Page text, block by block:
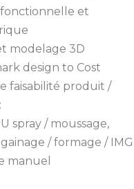
et
modelage 3D
design to Cost
faisabilité produit /
spray / moussage,
/ formage / IMG
manuel